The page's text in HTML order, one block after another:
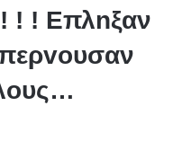
! ! Eπλnξαν